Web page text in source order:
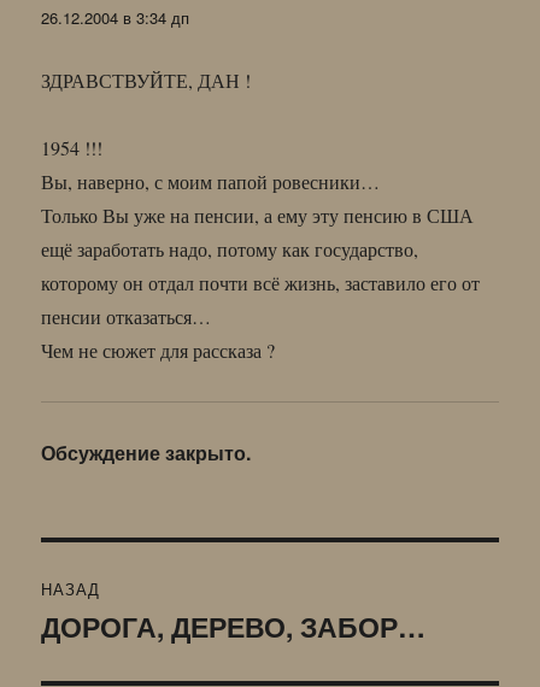
26.12.2004 в 3:34 дп
ЗДРАВСТВУЙТЕ, ДАН !
1954 !!!
Вы, наверно, с моим папой ровесники…
Только Вы уже на пенсии, а ему эту пенсию в США
ещё заработать надо, потому как государство,
которому он отдал почти всё жизнь, заставило его от
пенсии отказаться…
Чем не сюжет для рассказа ?
Обсуждение закрыто.
по
НАЗАД
Предыдущая
ДОРОГА, ДЕРЕВО, ЗАБОР…